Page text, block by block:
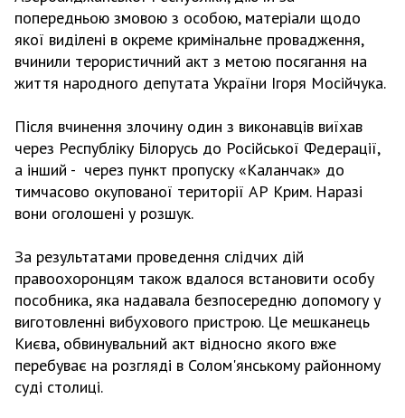
попередньою змовою з особою, матеріали щодо
якої виділені в окреме кримінальне провадження,
вчинили терористичний акт з метою посягання на
життя народного депутата України Ігоря Мосійчука.
Після вчинення злочину один з виконавців виїхав
через Республіку Білорусь до Російської Федерації,
а інший - через пункт пропуску «Каланчак» до
тимчасово окупованої території АР Крим. Наразі
вони оголошені у розшук.
За результатами проведення слідчих дій
правоохоронцям також вдалося встановити особу
пособника, яка надавала безпосередню допомогу у
виготовленні вибухового пристрою. Це мешканець
Києва, обвинувальний акт відносно якого вже
перебуває на розгляді в Солом'янському районному
суді столиці.